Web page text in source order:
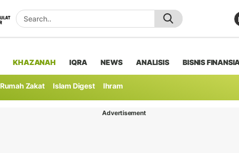
KHAZANAH IQRA NEWS ANALISIS BISNIS
Rumah Zakat Islam Digest Ihram
Advertisement